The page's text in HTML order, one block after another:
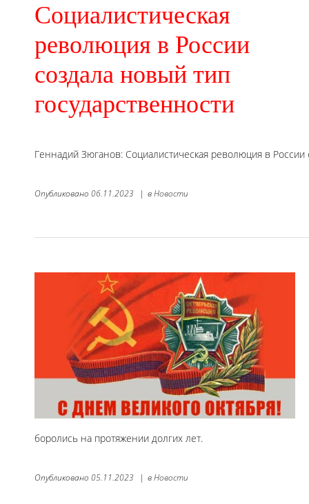
Социалистическая
революция в России
создала новый тип
государственности
Геннадий Зюганов: Социалистическая революция в России
Опубликовано 06.11.2023 | вНовости
боролись на протяжении долгих лет.
Опубликовано 05.11.2023 | вНовости